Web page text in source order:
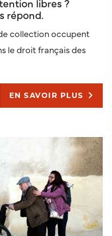
libres ?
répond.
collection occupent
le droit français des
EN SAVOIR PLUS